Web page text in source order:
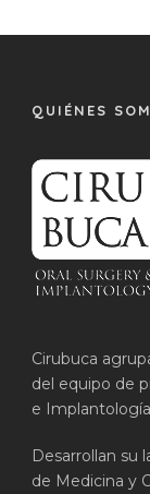
QUIÉNES
Cirubuca
del equipo de
e
Desarrollan su
de Medicina y